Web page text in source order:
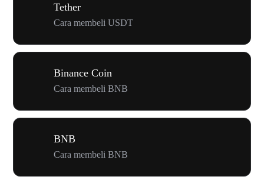
Tether
Cara membeli USDT
Binance Coin
Cara membeli BNB
BNB
Cara membeli BNB